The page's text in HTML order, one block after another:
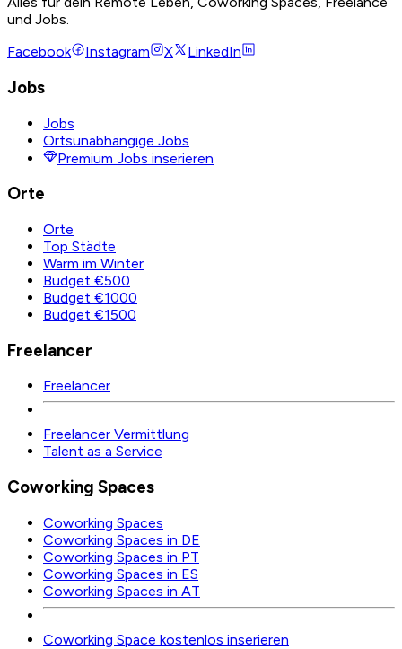
und Jobs.
Facebook
Instagram X LinkedIn
Jobs
Jobs
Ortsunabhängige Jobs
Premium Jobs inserieren
Orte
Orte
Top Städte
Warm im Winter
Budget €500
Budget €1000
Budget €1500
Freelancer
Freelancer
Freelancer Vermittlung
Talent as a Service
Coworking Spaces
Coworking Spaces
Coworking Spaces in DE
Coworking Spaces in PT
Coworking Spaces in ES
Coworking Spaces in AT
Coworking Space kostenlos inserieren